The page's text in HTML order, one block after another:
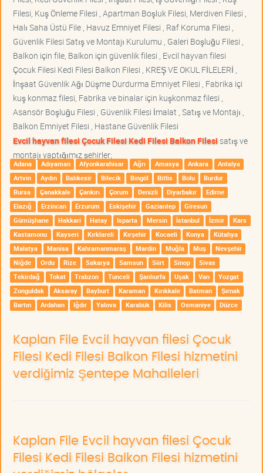
Filesi, Kuş Önleme Filesi , Apartman Boşluk Filesi, Merdiven Filesi ,
Halı Saha Üstü File , Havuz Emniyet Filesi , Raf Koruma Filesi ,
Güvenlik Filesi Satış ve Montajı Kurulumu , Galeri Boşluğu Filesi ,
Balkon için file, Balkon için güvenlik filesi , Evcil hayvan filesi
Çocuk Filesi Kedi Filesi Balkon Filesi , KREŞ VE OKUL FİLELERİ ,
İnşaat Güvenlik Ağı Düşme Durdurma Emniyet Filesi , Fabrika içi
kuş konmaz filesi, Fabrika ve binalar için kuşkonmaz filesi ,
Asansör Boşluğu Filesi , Güvenlik Filesi İmalat , Satış ve Montajı ,
Balkon Emniyet Filesi , Hastane Güvenlik Filesi
Evcil hayvan filesi Çocuk Filesi Kedi Filesi Balkon Filesisatış ve
montajı yaptığımız şehirler;
Adana Adıyaman Afyonkarahisar Ağrı Amasya Ankara
Antalya
Artvin
Aydın Balıkesir Bilecik Bingöl Bitlis Bolu
Burdur
Bursa
Çanakkale Çankırı Çorum Denizli Diyarbakır
Edirne
Elazığ
Erzincan Erzurum Eskişehir Gaziantep
Giresun
Gümüşhane
Hakkari Hatay Isparta Mersin İstanbul İzmir
Kars
Kastamonu
Kayseri Kırklareli Kırşehir Kocaeli Konya
Kütahya
Malatya
Manisa Kahramanmaraş Mardin Muğla Muş
Nevşehir
Niğde
Ordu Rize Sakarya Samsun Siirt Sinop
Sivas
Tekirdağ
Tokat Trabzon Tunceli Şanlıurfa Uşak Van
Yozgat
Zonguldak
Aksaray Bayburt Karaman Kırıkkale Batman
Şırnak
Bartın
Ardahan Iğdır Yalova Karabük Kilis Osmaniye Düzce
Kaplan File Evcil hayvan filesi Çocuk
Filesi Kedi Filesi Balkon Filesi hizmetini
verdiğimiz Şentepe Mahalleleri
Kaplan File Evcil hayvan filesi Çocuk
Filesi Kedi Filesi Balkon Filesi hizmetini